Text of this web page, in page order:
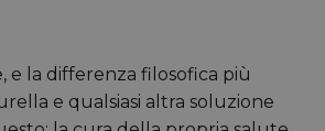
e la differenza filosofica più
e qualsiasi altra soluzione